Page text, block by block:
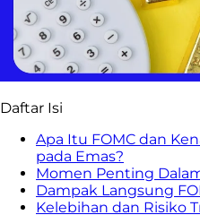
Daftar Isi
Apa Itu FOMC dan
pada Emas?
Momen Penting
Dampak Langsung
Kelebihan dan Risiko